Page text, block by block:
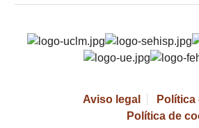
Aviso legal
Política
Política de